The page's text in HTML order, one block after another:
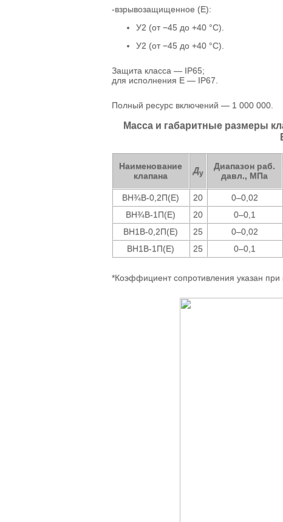
-взрывозащищенное (Е):
У2 (от −45 до +40 °С).
У2 (от −45 до +40 °С).
Защита класса — IP65;
для исполнения Е — IP67.
Полный ресурс включений — 1 000 000.
Масса и габаритные размеры
Наименование
клапана
Ду
Диапазон раб.
давл., МПа
ВН¾В-0,2П(Е)
20 0–0,02
ВН¾В-1П(Е)
20 0–0,1
ВН1В-0,2П(Е)
25 0–0,02
ВН1В-1П(Е)
25 0–0,1
*Коэффициент сопротивления указан при